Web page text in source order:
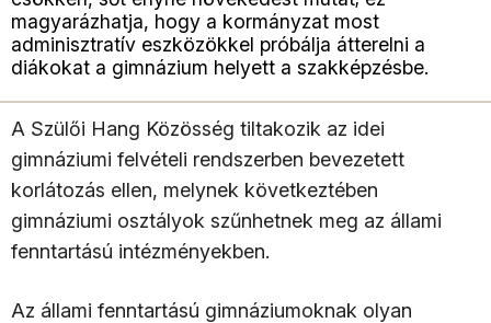
magyarázhatja, hogy a kormányzat most
adminisztratív eszközökkel próbálja átterelni a
diákokat a gimnázium helyett a szakképzésbe.
A Szülői Hang Közösség tiltakozik az idei
gimnáziumi felvételi rendszerben bevezetett
korlátozás ellen, melynek következtében
gimnáziumi osztályok szűnhetnek meg az állami
fenntartású intézményekben.
Az állami fenntartású gimnáziumoknak olyan